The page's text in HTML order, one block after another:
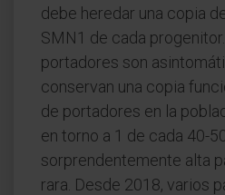
debe heredar una copia
SMN1 de cada
portadores son
conservan una copia
de portadores en la
en torno a 1 de cada 40-
sorprendentemente alta
rara. Desde 2018, varios